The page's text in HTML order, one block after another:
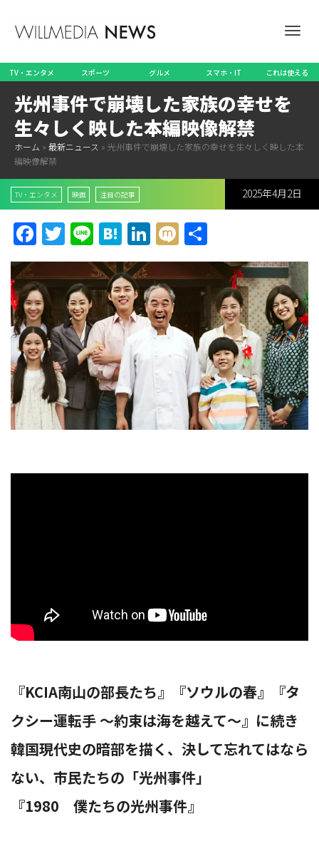
ゲ
シ
ョ
ン
替
え
TV・エンタメ スポーツ グルメ スマホ・IT これは使える
光州事件で崩壊した家族の幸せを
生々しく映した本編映像解禁
ホーム » 最新ニュース » 光州事件で崩壊した家族の幸せを生々しく映した本
編映像解禁
TV・エンタメ 映画 注目の記事 2025年4月2日
Facebook
Twitter
LineHatena
LinkedIn
Mixi
有
『KCIA南山の部長たち』『ソウルの春』『タ
クシー運転手 〜約束は海を越えて〜』に続き
韓国現代史の暗部を描く、決して忘れてはなら
ない、市民たちの「光州事件」
『1980 僕たちの光州事件』